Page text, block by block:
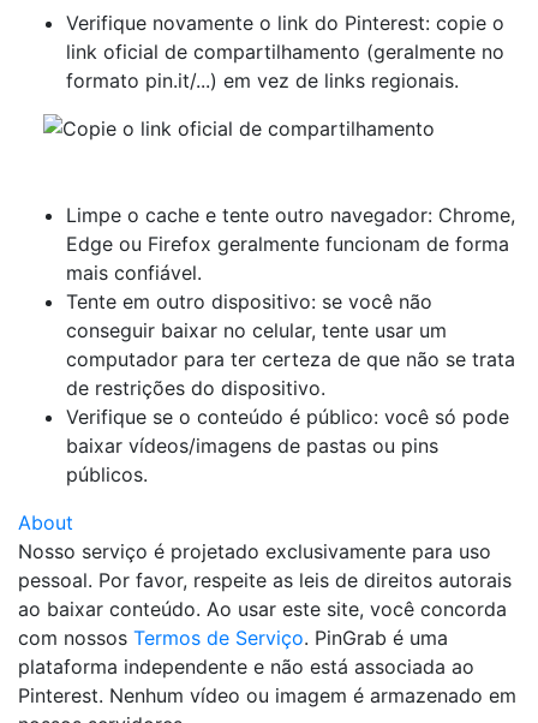
Verifique novamente o link do Pinterest: copie o
link oficial de compartilhamento (geralmente no
formato pin.it/...) em vez de links regionais.
Limpe o cache e tente outro navegador: Chrome,
Edge ou Firefox geralmente funcionam de forma
mais confiável.
Tente em outro dispositivo: se você não
conseguir baixar no celular, tente usar um
computador para ter certeza de que não se trata
de restrições do dispositivo.
Verifique se o conteúdo é público: você só pode
baixar vídeos/imagens de pastas ou pins
públicos.
About
Nosso serviço é projetado exclusivamente para uso
pessoal. Por favor, respeite as leis de direitos autorais
ao baixar conteúdo. Ao usar este site, você concorda
com nossos Termos de Serviço. PinGrab é uma
plataforma independente e não está associada ao
Pinterest. Nenhum vídeo ou imagem é armazenado em